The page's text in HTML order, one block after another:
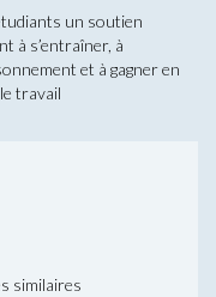
un soutien
à s’entraîner, à
et à gagner en
travail
similaires